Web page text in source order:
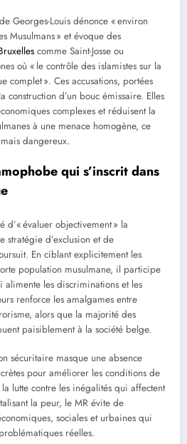
Georges-Louis dénonce « environ
Musulmans » et évoque des
comme Saint-Josse ou
où « le contrôle des islamistes sur la
complet ». Ces accusations, portées
construction d’un bouc émissaire. Elles
complexes et réduisent la
à une menace homogène, ce
dangereux.
qui s’inscrit dans
d’« évaluer objectivement » la
stratégie d’exclusion et de
En ciblant explicitement les
population musulmane, il participe
les discriminations et les
renforce les amalgames entre
alors que la majorité des
paisiblement à la société belge.
sécuritaire masque une absence
pour améliorer les conditions de
lutte contre les inégalités qui affectent
la peur, le MR évite de
sociales et urbaines qui
réelles.